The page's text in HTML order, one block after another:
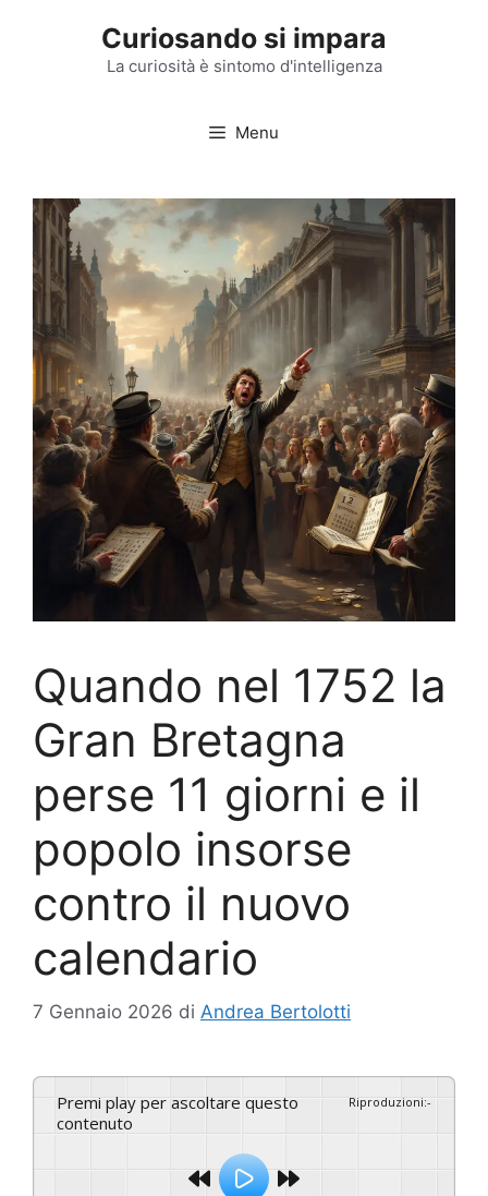
Curiosando si impara
La curiosità è sintomo d'intelligenza
Menu
Quando nel 1752 la
Gran Bretagna
perse 11 giorni e il
popolo insorse
contro il nuovo
calendario
7 Gennaio 2026 di Andrea Bertolotti
Premi play per ascoltare questo
contenuto
Riproduzioni:-